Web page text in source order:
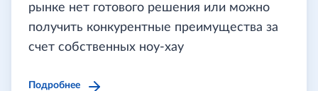
рынке нет готового решения или можно
получить конкурентные преимущества за
счет собственных ноу-хау
Подробнее